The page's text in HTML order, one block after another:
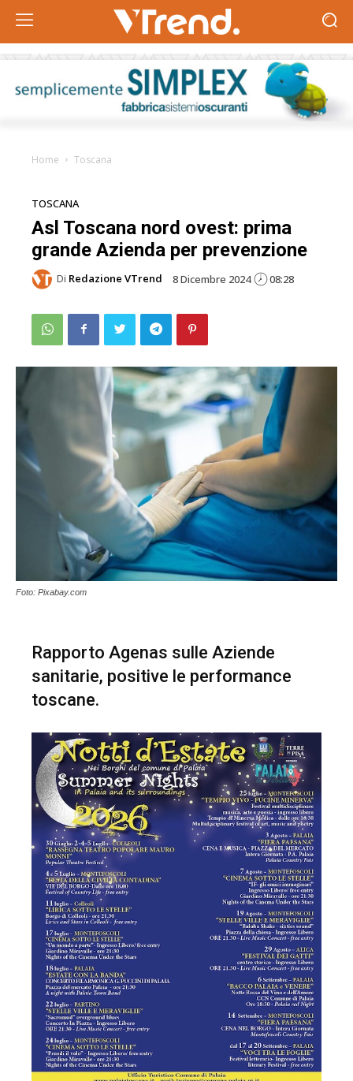
Home Toscana
TOSCANA
Asl Toscana nord ovest: prima
grande Azienda per prevenzione
Di Redazione VTrend 8 Dicembre 2024 08:28
Foto: Pixabay.com
Rapporto Agenas sulle Aziende
sanitarie, positive le performance
toscane.